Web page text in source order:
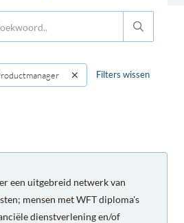
Filters wissen
een uitgebreid netwerk van
mensen met WFT diploma's
dienstverlening en/of